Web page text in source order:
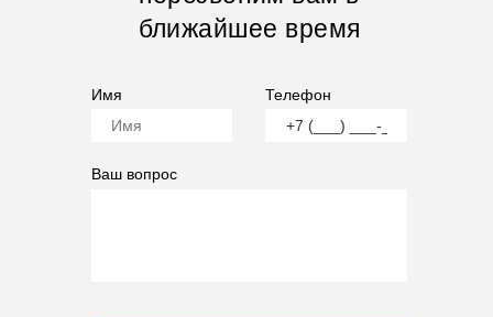
ближайшее время
Имя Телефон
Ваш вопрос